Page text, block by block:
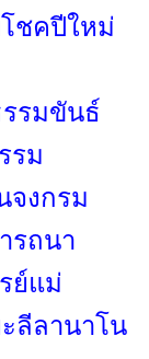
ชคปีใหม่
รมขันธ์
รม
จงกรม
รถนา
ย์แม่
ลีลานาโน